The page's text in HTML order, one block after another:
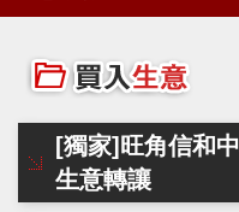
[獨家]旺角信和
生意轉讓